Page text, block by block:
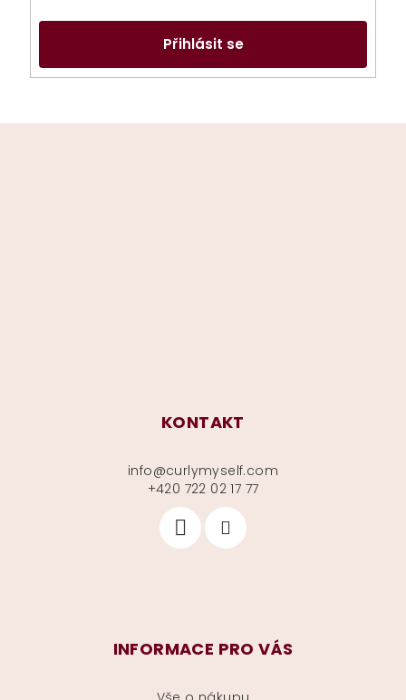
Přihlásit se
KONTAKT
info@curlymyself.com
+420 722 02 17 77
INFORMACE PRO VÁS